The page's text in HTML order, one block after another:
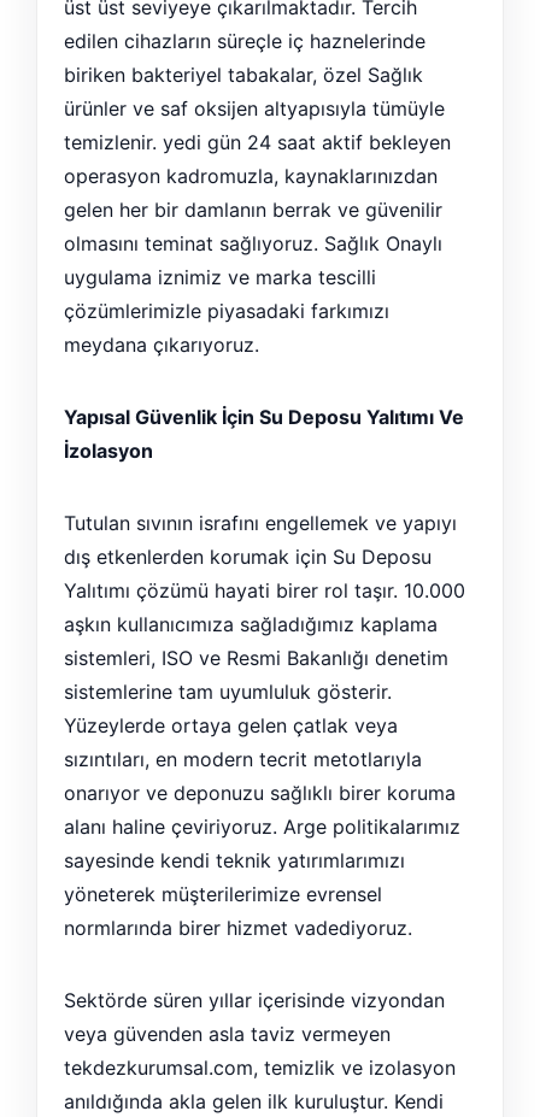
üst üst seviyeye çıkarılmaktadır. Tercih
edilen cihazların süreçle iç haznelerinde
biriken bakteriyel tabakalar, özel Sağlık
ürünler ve saf oksijen altyapısıyla tümüyle
temizlenir. yedi gün 24 saat aktif bekleyen
operasyon kadromuzla, kaynaklarınızdan
gelen her bir damlanın berrak ve güvenilir
olmasını teminat sağlıyoruz. Sağlık Onaylı
uygulama iznimiz ve marka tescilli
çözümlerimizle piyasadaki farkımızı
meydana çıkarıyoruz.
Yapısal Güvenlik İçin Su Deposu Yalıtımı Ve
İzolasyon
Tutulan sıvının israfını engellemek ve yapıyı
dış etkenlerden korumak için Su Deposu
Yalıtımı çözümü hayati birer rol taşır. 10.000
aşkın kullanıcımıza sağladığımız kaplama
sistemleri, ISO ve Resmi Bakanlığı denetim
sistemlerine tam uyumluluk gösterir.
Yüzeylerde ortaya gelen çatlak veya
sızıntıları, en modern tecrit metotlarıyla
onarıyor ve deponuzu sağlıklı birer koruma
alanı haline çeviriyoruz. Arge politikalarımız
sayesinde kendi teknik yatırımlarımızı
yöneterek müşterilerimize evrensel
normlarında birer hizmet vadediyoruz.
Sektörde süren yıllar içerisinde vizyondan
veya güvenden asla taviz vermeyen
tekdezkurumsal.com, temizlik ve izolasyon
anıldığında akla gelen ilk kuruluştur. Kendi